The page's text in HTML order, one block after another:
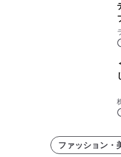
ファッション・